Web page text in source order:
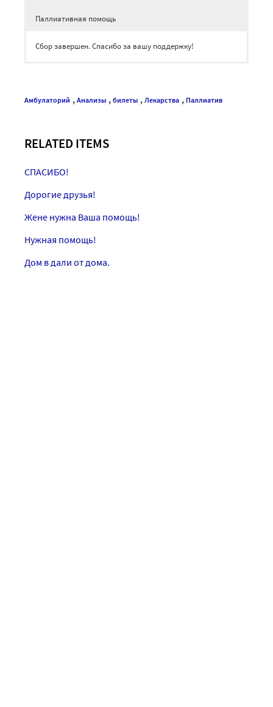
Паллиативная помощь
Сбор завершен. Спасибо за вашу поддержку!
Амбулаторий , Анализы , билеты , Лекарства , Паллиатив
RELATED ITEMS
СПАСИБО!
Дорогие друзья!
Жене нужна Ваша помощь!
Нужная помощь!
Дом в дали от дома.